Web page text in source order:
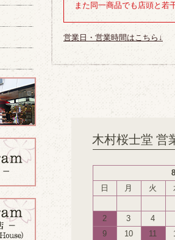
また同一商品でも店頭と若
営業日・営業時間はこちら↓
木村桜士堂 営
日
月 火
2 3
4
9
10 11